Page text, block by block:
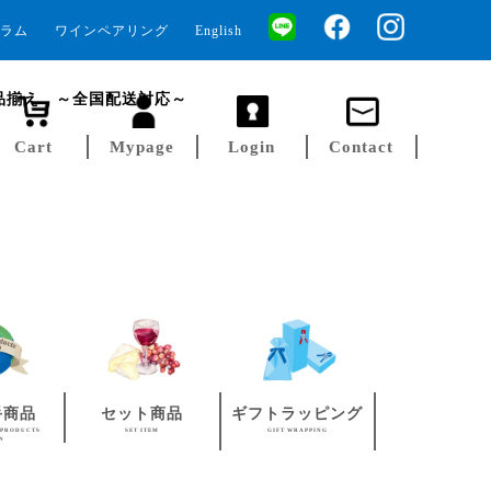
English
ワインペアリング
ム
揃え ～全国配送対応～
Contact
Login
Mypage
Cart
品 セット商品
SET ITEM
ギフトラッピング
GIFT WRAPPING